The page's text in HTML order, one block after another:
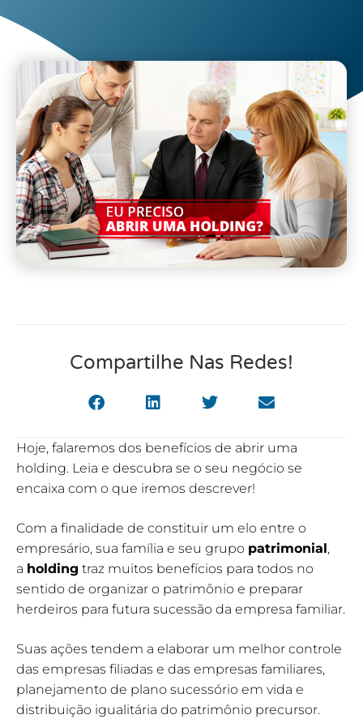
Compartilhe Nas Redes!
Hoje, falaremos dos benefícios de abrir uma
holding. Leia e descubra se o seu negócio se
encaixa com o que iremos descrever!
Com a finalidade de constituir um elo entre o
empresário, sua família e seu grupo patrimonial,
a holding traz muitos benefícios para todos no
sentido de organizar o patrimônio e preparar
herdeiros para futura sucessão da empresa familiar.
Suas ações tendem a elaborar um melhor controle
das empresas filiadas e das empresas familiares,
planejamento de plano sucessório em vida e
distribuição igualitária do patrimônio precursor.